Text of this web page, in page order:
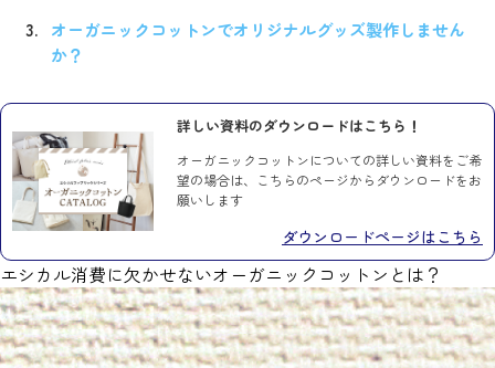
オーガニックコットンでオリジナルグッズ製作しません
か？
詳しい資料のダウンロードはこちら！
オーガニックコットンについての詳しい資料をご希
望の場合は、こちらのページからダウンロードをお
願いします
ダウンロードページはこちら
エシカル消費に欠かせないオーガニックコットンとは？